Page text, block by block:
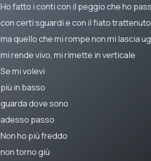
Ho fatto i conti con il peggio che ho
con certi sguardi e con il fiato trattenuto
ma quello che mi rompe non mi lascia
mi rende vivo, mi rimette in verticale
Se mi volevi
più in basso
guarda dove sono
adesso passo
Non ho più freddo
non torno giù